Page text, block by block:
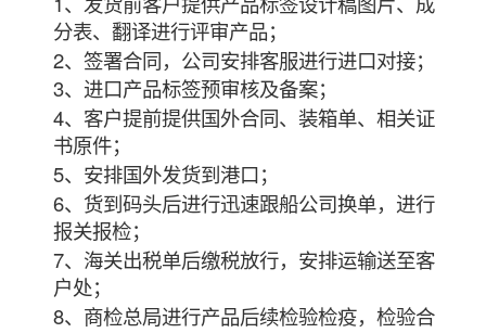
分表、翻译进行评审产品；
2、签署合同，公司安排客服进行进口对接；
3、进口产品标签预审核及备案；
4、客户提前提供国外合同、装箱单、相关证
书原件；
5、安排国外发货到港口；
6、货到码头后进行迅速跟船公司换单，进行
报关报检；
7、海关出税单后缴税放行，安排运输送至客
户处；
8、商检总局进行产品后续检验检疫，检验合